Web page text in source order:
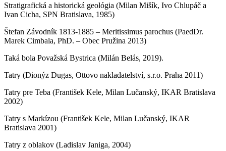
Stratigrafická a historická geológia (Milan Mišík, Ivo Chlupáč a
Ivan Cicha, SPN Bratislava, 1985)
Štefan Závodník 1813-1885 – Meritissimus parochus (PaedDr.
Marek Cimbala, PhD. – Obec Pružina 2013)
Taká bola Považská Bystrica (Milán Belás, 2019).
Tatry (Dionýz Dugas, Ottovo nakladatelství, s.r.o. Praha 2011)
Tatry pre Teba (František Kele, Milan Lučanský, IKAR Bratislava
2002)
Tatry s Markízou (František Kele, Milan Lučanský, IKAR
Bratislava 2001)
Tatry z oblakov (Ladislav Janiga, 2004)